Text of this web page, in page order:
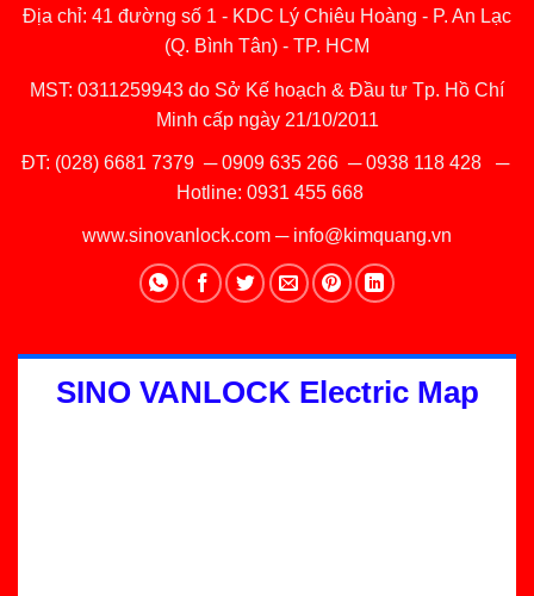
Địa chỉ: 41 đường số 1 - KDC Lý Chiêu Hoàng - P. An Lạc
(Q. Bình Tân) - TP. HCM
MST: 0311259943 do Sở Kế hoạch & Đầu tư Tp. Hồ Chí
Minh cấp ngày 21/10/2011
ĐT: (028) 6681 7379 ─0909 635 266─0938 118 428─
Hotline: 0931 455 668
www.sinovanlock.com ─ info@kimquang.vn
SINO VANLOCK Electric Map